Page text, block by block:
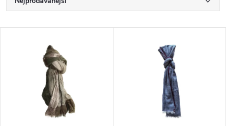
a
Abecedně